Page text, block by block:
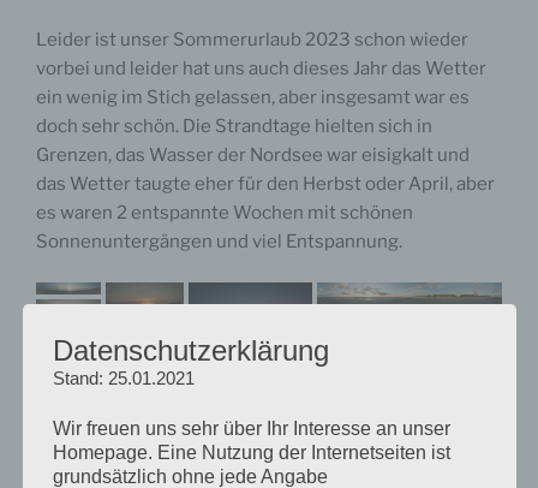
Leider ist unser Sommerurlaub 2023 schon wieder
vorbei und leider hat uns auch dieses Jahr das Wetter
ein wenig im Stich gelassen, aber insgesamt war es
doch sehr schön. Die Strandtage hielten sich in
Grenzen, das Wasser der Nordsee war eisigkalt und
das Wetter taugte eher für den Herbst oder April, aber
es waren 2 entspannte Wochen mit schönen
Sonnenuntergängen und viel Entspannung.
Datenschutzerklärung
Stand: 25.01.2021
Wir freuen uns sehr über Ihr Interesse an unser
Homepage. Eine Nutzung der Internetseiten ist
grundsätzlich ohne jede Angabe